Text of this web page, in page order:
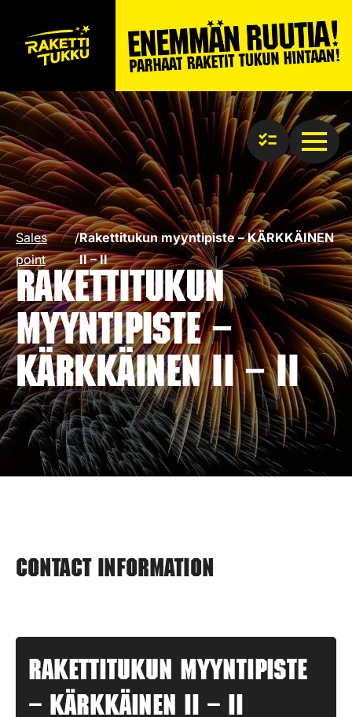
Sales
point
/Rakettitukun myyntipiste – KÄRKKÄINEN
II – II
Rakettitukun
myyntipiste –
KÄRKKÄINEN II – II
Contact information
Rakettitukun myyntipiste
– KÄRKKÄINEN II – II